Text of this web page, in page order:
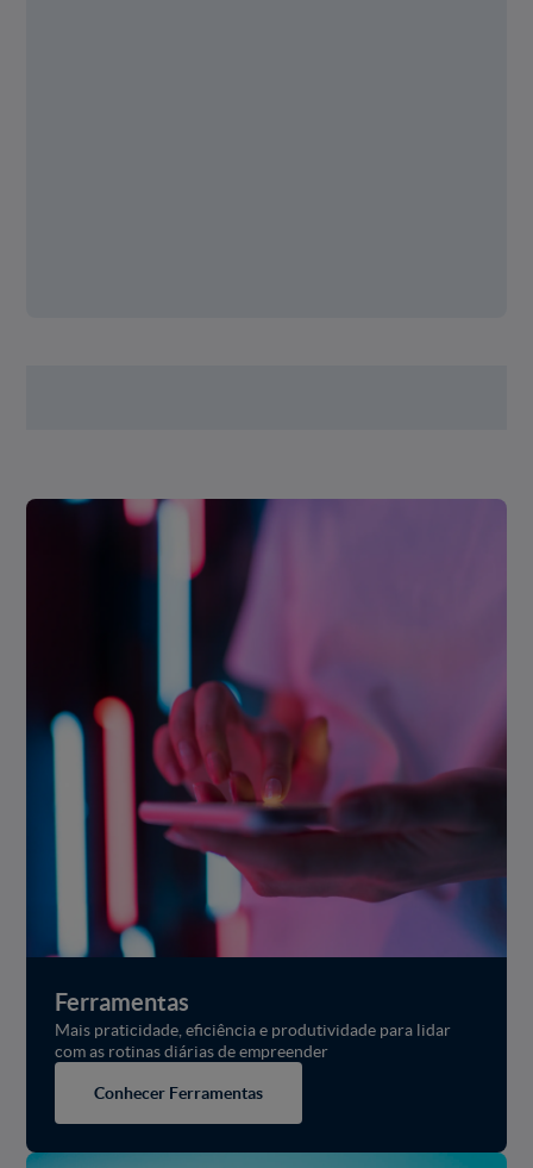
Ferramentas
Mais praticidade, eficiência e produtividade para lidar
com as rotinas diárias de empreender
Conhecer Ferramentas